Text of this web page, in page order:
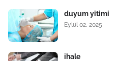
duyum yitimi
Eylül 02, 2025
ihale